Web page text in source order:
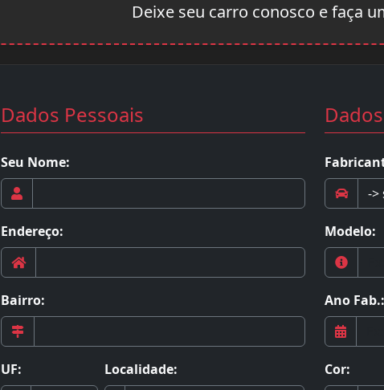
Deixe seu carro conosco e faça
Dados Pessoais
Seu Nome:
Endereço:
Bairro:
UF: Localidade:
Modelo:
Ano Fab.:
Cor: